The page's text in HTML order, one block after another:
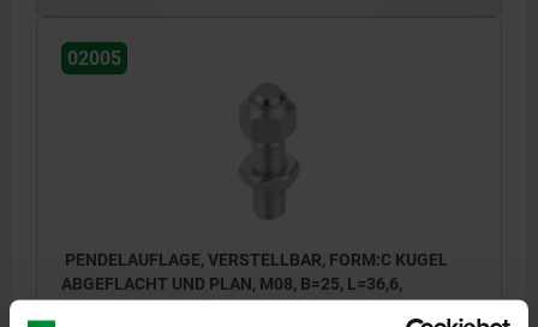
02005
PENDELAUFLAGE, VERSTELLBAR, FORM:C KUGEL
ABGEFLACHT UND PLAN, M08, B=25, L=36,6,